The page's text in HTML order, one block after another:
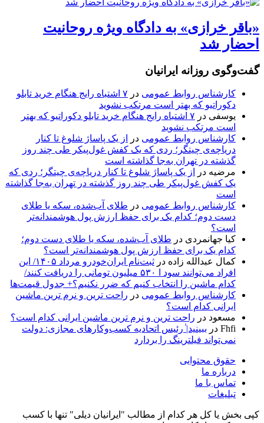
«باقر خرازی» به دادگاه ویژه روحانیت
احضار شد
گفت‌وگوی روزانه ایرانیان
کارشناس روابط عمومی در
۷ اشتباه رایج هنگام خرید تابلو
دکوراتیو که بهتر است مرتکب نشوید
یوسفی در
۷ اشتباه رایج هنگام خرید تابلو دکوراتیو که بهتر
است مرتکب نشوید
کارشناس روابط عمومی در
از یک پاساژ شلوغ تا کنار
دریاچه‌ی چیتگر؛ ردی که یک کفش غول‌پیکر طی چند روز
گذشته در تهران به‌جا گذاشته است
مرضیه در
از یک پاساژ شلوغ تا کنار دریاچه‌ی چیتگر؛ ردی که
یک کفش غول‌پیکر طی چند روز گذشته در تهران به‌جا گذاشته
است
کارشناس روابط عمومی در طلای آب‌شده، سکه یا طلای
دست دوم؛ کدام یک برای حفظ ارزش پول هوشمندانه‌تر
است؟
کیا جهانمردی در طلای آب‌شده، سکه یا طلای دست دوم؛
کدام یک برای حفظ ارزش پول هوشمندانه‌تر است؟
کمال عبدالله زاده در
ثبت‌نام ایران‌خودرو مرداد ۱۴۰۵/ این
افراد می‌توانند سود ا ۵۳۰ میلیون تومانی را دریافت کنند/
کدام ماشین را انتخاب کنیم که ضرر نکنیم؟+ جدول قیمت‌ها
کارشناس روابط عمومی در راحت ترین و نرم ترین ماشین
ایرانی کدام است؟
مسعود در راحت ترین و نرم ترین ماشین ایرانی کدام است؟
Fhfi در ببینید| ٰرئیس اتحادیه کسب‌وکارهای مجازی: دولت
نمی‌تواند فیلترینگ را بردارد
حقوق محتوایی
درباره ما
تماس با ما
تبلیغات
کپی بخش یا کل هر کدام از مطالب "ایرانیان دیلی" تنها با کسب